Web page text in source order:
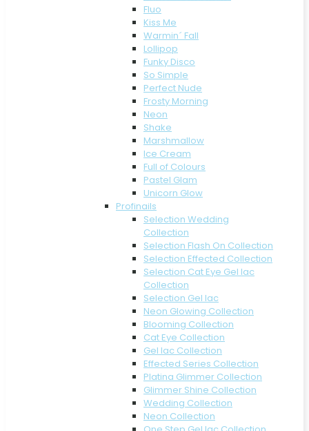
Fluo
Kiss Me
Warmin´ Fall
Lollipop
Funky Disco
So Simple
Perfect Nude
Frosty Morning
Neon
Shake
Marshmallow
Ice Cream
Full of Colours
Pastel Glam
Unicorn Glow
Profinails
Selection Wedding
Collection
Selection Flash On Collection
Selection Effected Collection
Selection Cat Eye Gel lac
Collection
Selection Gel lac
Neon Glowing Collection
Blooming Collection
Cat Eye Collection
Gel lac Collection
Effected Series Collection
Platina Glimmer Collection
Glimmer Shine Collection
Wedding Collection
Neon Collection